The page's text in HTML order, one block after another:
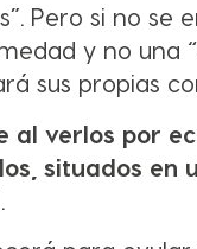
Pero si no
y no una
sus propias
al verlos por
situados